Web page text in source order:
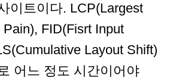
이트이다. LCP(Largest
FID(Fisrt Input
Layout Shift)
어느 정도 시간이어야